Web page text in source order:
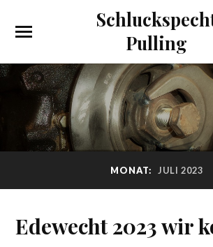
Pulling
MONAT: JULI 2023
Edewecht 2023 wir